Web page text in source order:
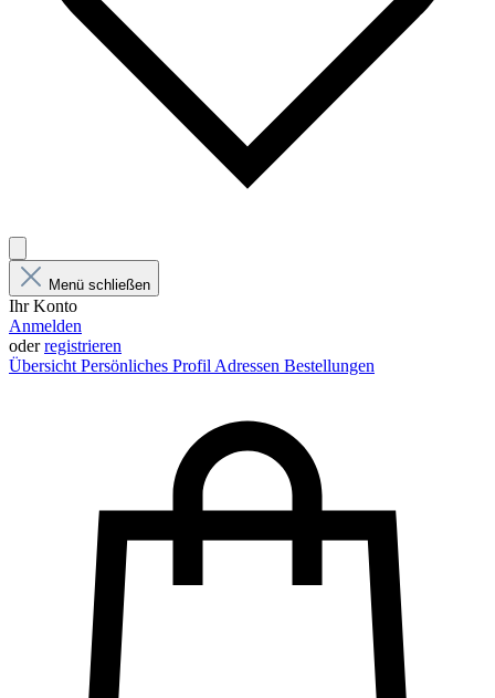
Menü schließen
Ihr Konto
Anmelden
oderregistrieren
Übersicht Persönliches Profil Adressen Bestellungen